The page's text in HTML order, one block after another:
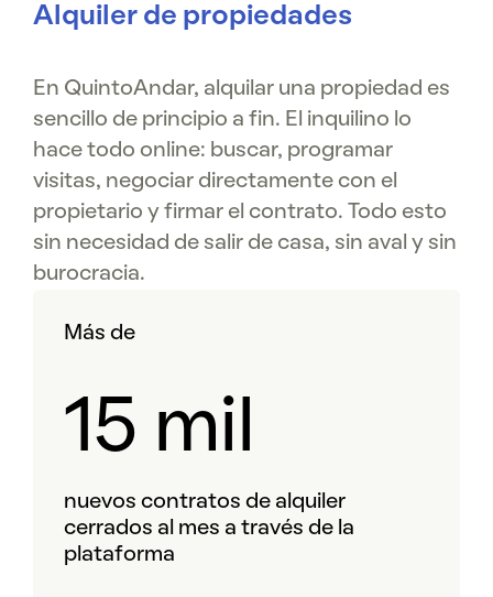
Alquiler de propiedades
En QuintoAndar, alquilar una propiedad es
sencillo de principio a fin. El inquilino lo
hace todo online: buscar, programar
visitas, negociar directamente con el
propietario y firmar el contrato. Todo esto
sin necesidad de salir de casa, sin aval y sin
burocracia.
Más de
15 mil
nuevos contratos de alquiler
cerrados al mes a través de la
plataforma